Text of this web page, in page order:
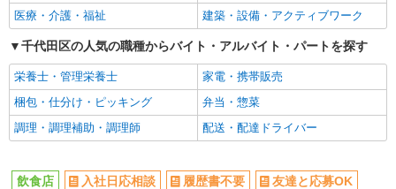
医療・介護・福祉 建築・設備・アクティブワーク
千代田区の人気の職種からバイト・アルバイト・パートを探す
栄養士・管理栄養士
家電・携帯販売
梱包・仕分け・ピッキング
弁当・惣菜
調理・調理補助・調理師
配送・配達ドライバー
飲食店 入社日応相談 履歴書不要
友達と応募OK